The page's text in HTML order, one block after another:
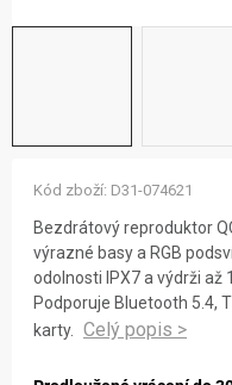
Bezdrátový reproduktor
výrazné basy a RGB
odolnosti IPX7 a výdrži až
Podporuje Bluetooth 5.4,
karty.
Kód zboží: D31-074621